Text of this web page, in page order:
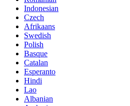
Indonesian
Czech
Afrikaans
Swedish
Polish
Basque
Catalan
Esperanto
Hindi
Lao
Albanian